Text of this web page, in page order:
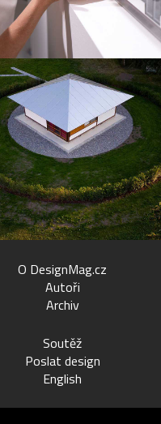
O DesignMag.cz
Autoři
Archiv
Soutěž
Poslat design
English